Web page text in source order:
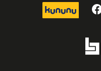
kununu